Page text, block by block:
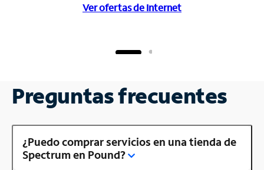
Ver ofertas de Internet
Preguntas frecuentes
¿Puedo comprar servicios en una tienda de
Spectrum en Pound?